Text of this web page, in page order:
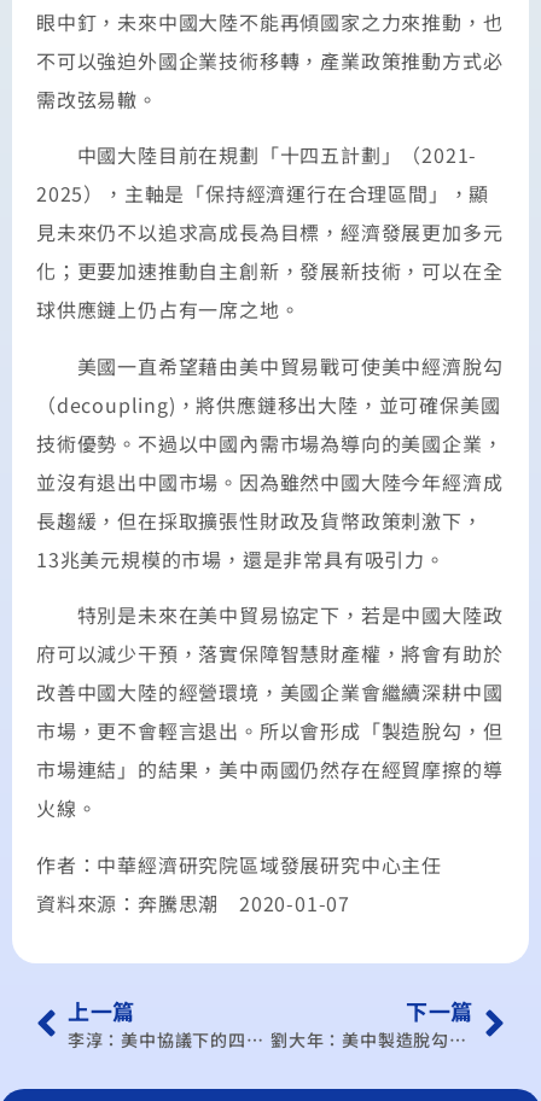
眼中釘，未來中國大陸不能再傾國家之力來推動，也
不可以強迫外國企業技術移轉，產業政策推動方式必
需改弦易轍。
中國大陸目前在規劃「十四五計劃」（2021-
2025），主軸是「保持經濟運行在合理區間」，顯
見未來仍不以追求高成長為目標，經濟發展更加多元
化；更要加速推動自主創新，發展新技術，可以在全
球供應鏈上仍占有一席之地。
美國一直希望藉由美中貿易戰可使美中經濟脫勾
（decoupling)，將供應鏈移出大陸，並可確保美國
技術優勢。不過以中國內需市場為導向的美國企業，
並沒有退出中國市場。因為雖然中國大陸今年經濟成
長趨緩，但在採取擴張性財政及貨幣政策刺激下，
13兆美元規模的市場，還是非常具有吸引力。
特別是未來在美中貿易協定下，若是中國大陸政
府可以減少干預，落實保障智慧財產權，將會有助於
改善中國大陸的經營環境，美國企業會繼續深耕中國
市場，更不會輕言退出。所以會形成「製造脫勾，但
市場連結」的結果，美中兩國仍然存在經貿摩擦的導
火線。
作者：中華經濟研究院區域發展研究中心主任
資料來源：奔騰思潮 2020-01-07
上一篇
李淳：美中協議下的四個沒變
下一篇
劉大年：美中製造脫勾、市場連結